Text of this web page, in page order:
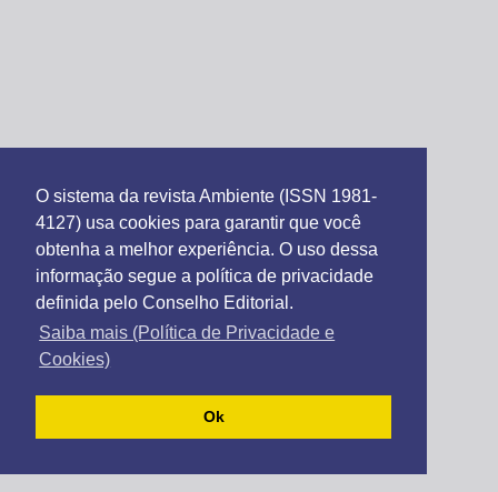
O sistema da revista Ambiente (ISSN 1981-
4127) usa cookies para garantir que você
obtenha a melhor experiência. O uso dessa
informação segue a política de privacidade
definida pelo Conselho Editorial.
Saiba mais (Política de Privacidade e
Cookies)
Ok